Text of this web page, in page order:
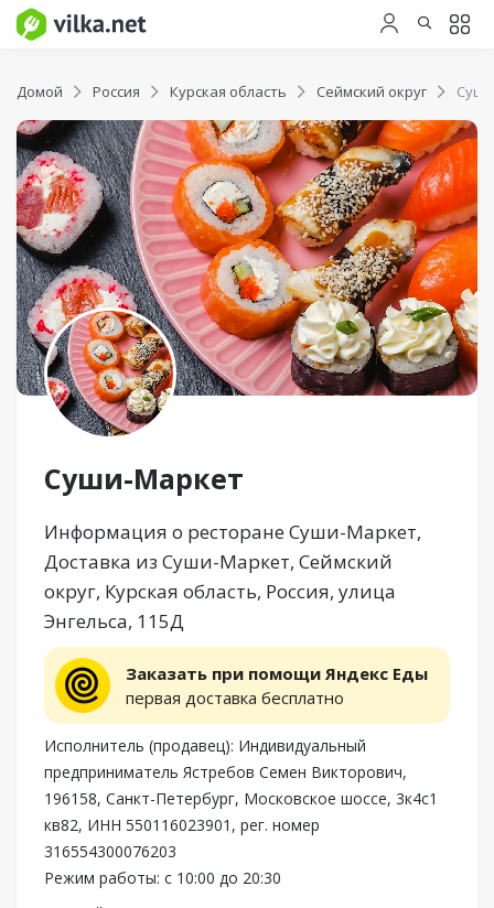
Домой Россия Курская область Сеймский округ
Суши-Маркет
Информация о ресторане Суши-Маркет,
Доставка из Суши-Маркет, Сеймский
округ, Курская область, Россия, улица
Энгельса, 115Д
Заказать при помощи Яндекс Еды
первая доставка бесплатно
Исполнитель (продавец): Индивидуальный
предприниматель Ястребов Семен Викторович,
196158, Санкт-Петербург, Московское шоссе, 3к4с1
кв82, ИНН 550116023901, рег. номер
316554300076203
Режим работы: с 10:00 до 20:30